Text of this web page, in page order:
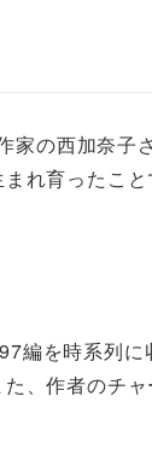
の西加奈子
れ育ったこと
編を時系列
、作者のチ